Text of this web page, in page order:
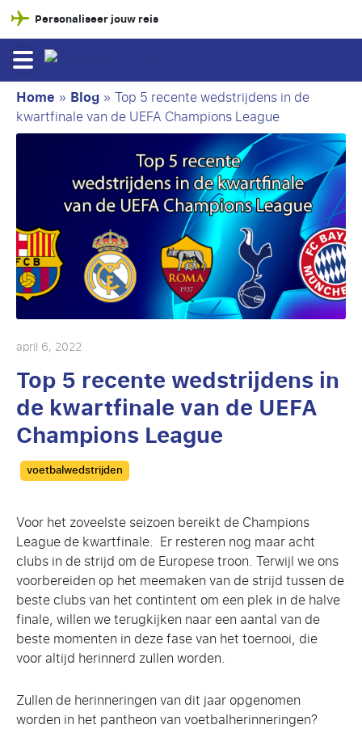
Personaliseer jouw reis
Home » Blog » Top 5 recente wedstrijdens in de
kwartfinale van de UEFA Champions League
april 6, 2022
Top 5 recente wedstrijdens in
de kwartfinale van de UEFA
Champions League
Categories
voetbalwedstrijden
Voor het zoveelste seizoen bereikt de Champions
League de kwartfinale. Er resteren nog maar acht
clubs in de strijd om de Europese troon. Terwijl we ons
voorbereiden op het meemaken van de strijd tussen de
beste clubs van het contintent om een plek in de halve
finale, willen we terugkijken naar een aantal van de
beste momenten in deze fase van het toernooi, die
voor altijd herinnerd zullen worden.
Zullen de herinneringen van dit jaar opgenomen
worden in het pantheon van voetbalherinneringen?